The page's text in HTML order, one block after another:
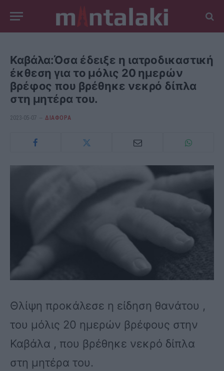
Καβάλα:Όσα έδειξε η ιατροδικαστική
έκθεση για το μόλις 20 ημερών
βρέφος που βρέθηκε νεκρό δίπλα
στη μητέρα του.
2023-05-07 ΔΙΆΦΟΡΑ
Θλίψη προκάλεσε η είδηση θανάτου ,
του μόλις 20 ημερών βρέφους στην
Καβάλα , που βρέθηκε νεκρό δίπλα
στη μητέρα του.